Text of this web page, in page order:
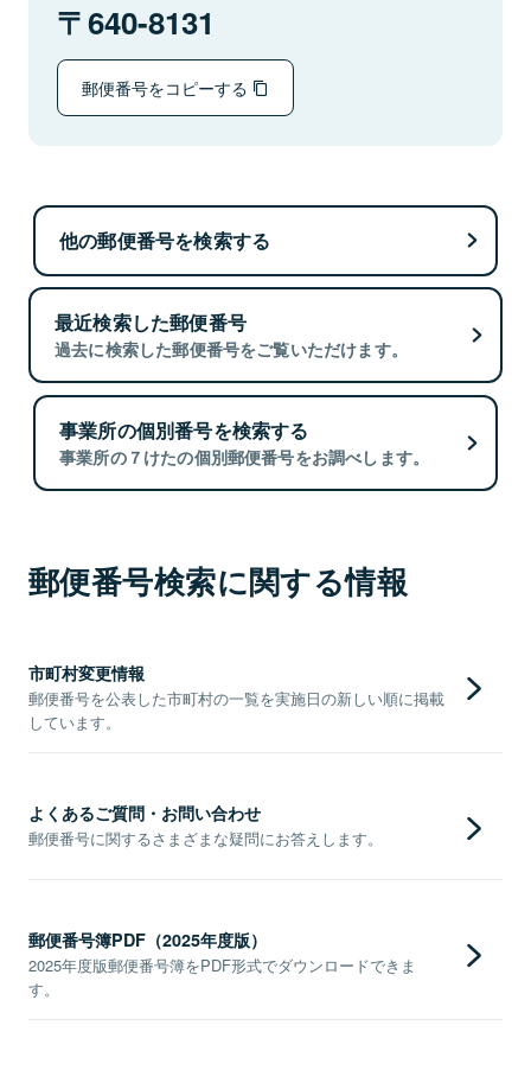
640-8131
郵便番号をコピーする
他の郵便番号を検索する
最近検索した郵便番号
過去に検索した郵便番号をご覧いただけます。
事業所の個別番号を検索する
事業所の７けたの個別郵便番号をお調べします。
郵便番号検索に関する情報
市町村変更情報
郵便番号を公表した市町村の一覧を実施日の新しい順に掲載
しています。
よくあるご質問・お問い合わせ
郵便番号に関するさまざまな疑問にお答えします。
郵便番号簿PDF（2025年度版）
2025年度版郵便番号簿をPDF形式でダウンロードできま
す。